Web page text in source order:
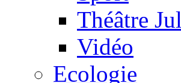
Théâtre
Vidéo
Ecologie